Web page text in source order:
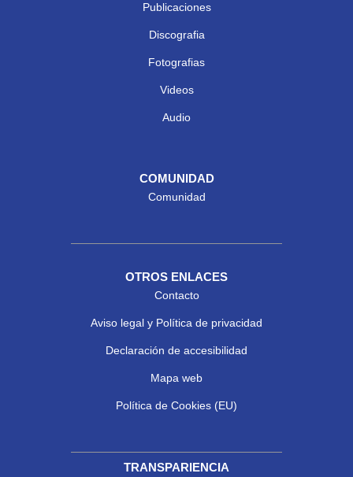
Publicaciones
Discografia
Fotografias
Videos
Audio
COMUNIDAD
Comunidad
OTROS ENLACES
Contacto
Aviso legal y Política de privacidad
Declaración de accesibilidad
Mapa web
Política de Cookies (EU)
TRANSPARIENCIA